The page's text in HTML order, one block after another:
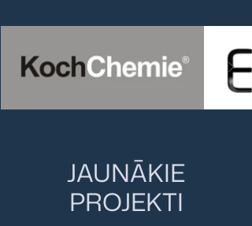
JAUNĀKIE
PROJEKTI